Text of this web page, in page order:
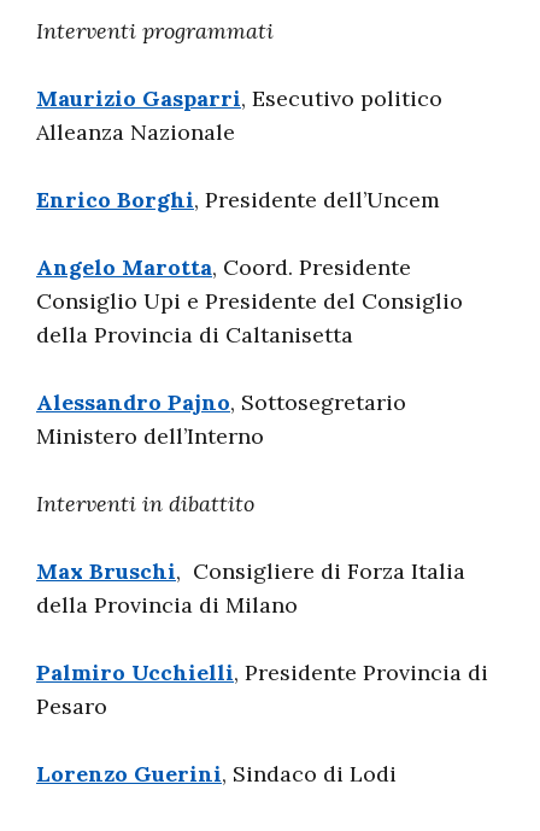
Interventi programmati
Maurizio Gasparri, Esecutivo politico
Alleanza Nazionale
Enrico Borghi, Presidente dell’Uncem
Angelo Marotta, Coord. Presidente
Consiglio Upi e Presidente del Consiglio
della Provincia di Caltanisetta
Alessandro Pajno, Sottosegretario
Ministero dell’Interno
Interventi in dibattito
Max Bruschi, Consigliere di Forza Italia
della Provincia di Milano
Palmiro Ucchielli, Presidente Provincia di
Pesaro
Lorenzo Guerini, Sindaco di Lodi